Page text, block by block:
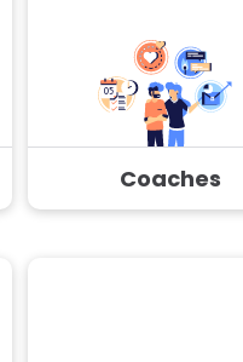
Coaches